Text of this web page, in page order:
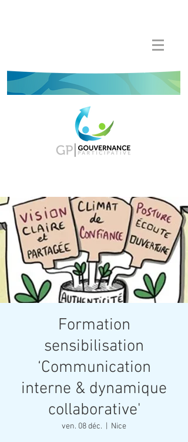
Formation
sensibilisation
‘Communication
interne & dynamique
collaborative'
ven. 08 déc. Nice